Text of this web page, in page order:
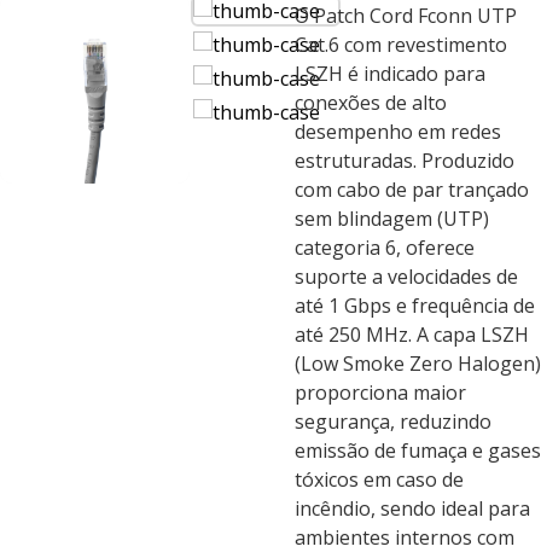
O Patch Cord Fconn UTP
Cat.6 com revestimento
LSZH é indicado para
conexões de alto
desempenho em redes
estruturadas. Produzido
com cabo de par trançado
sem blindagem (UTP)
categoria 6, oferece
suporte a velocidades de
até 1 Gbps e frequência de
até 250 MHz. A capa LSZH
(Low Smoke Zero Halogen)
proporciona maior
segurança, reduzindo
emissão de fumaça e gases
tóxicos em caso de
incêndio, sendo ideal para
ambientes internos com